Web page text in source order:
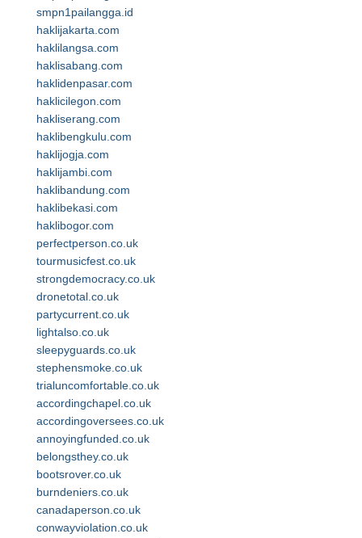
smpn1pailangga.id
haklijakarta.com
haklilangsa.com
haklisabang.com
haklidenpasar.com
haklicilegon.com
hakliserang.com
haklibengkulu.com
haklijogja.com
haklijambi.com
haklibandung.com
haklibekasi.com
haklibogor.com
perfectperson.co.uk
tourmusicfest.co.uk
strongdemocracy.co.uk
dronetotal.co.uk
partycurrent.co.uk
lightalso.co.uk
sleepyguards.co.uk
stephensmoke.co.uk
trialuncomfortable.co.uk
accordingchapel.co.uk
accordingoversees.co.uk
annoyingfunded.co.uk
belongsthey.co.uk
bootsrover.co.uk
burndeniers.co.uk
canadaperson.co.uk
conwayviolation.co.uk